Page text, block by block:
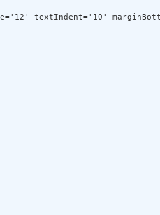
textIndent='10'